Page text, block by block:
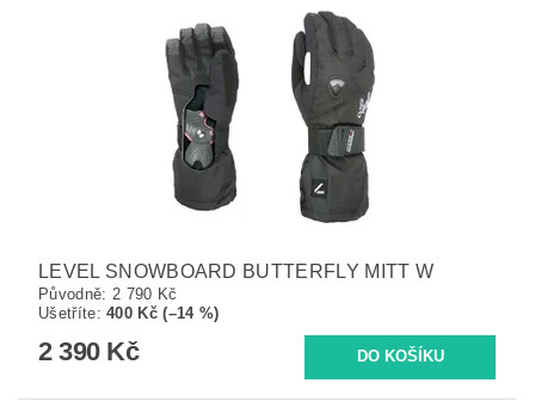
LEVEL SNOWBOARD BUTTERFLY MITT W
Původně: 2 790 Kč
Ušetříte:400 Kč (–14 %)
2 390 Kč